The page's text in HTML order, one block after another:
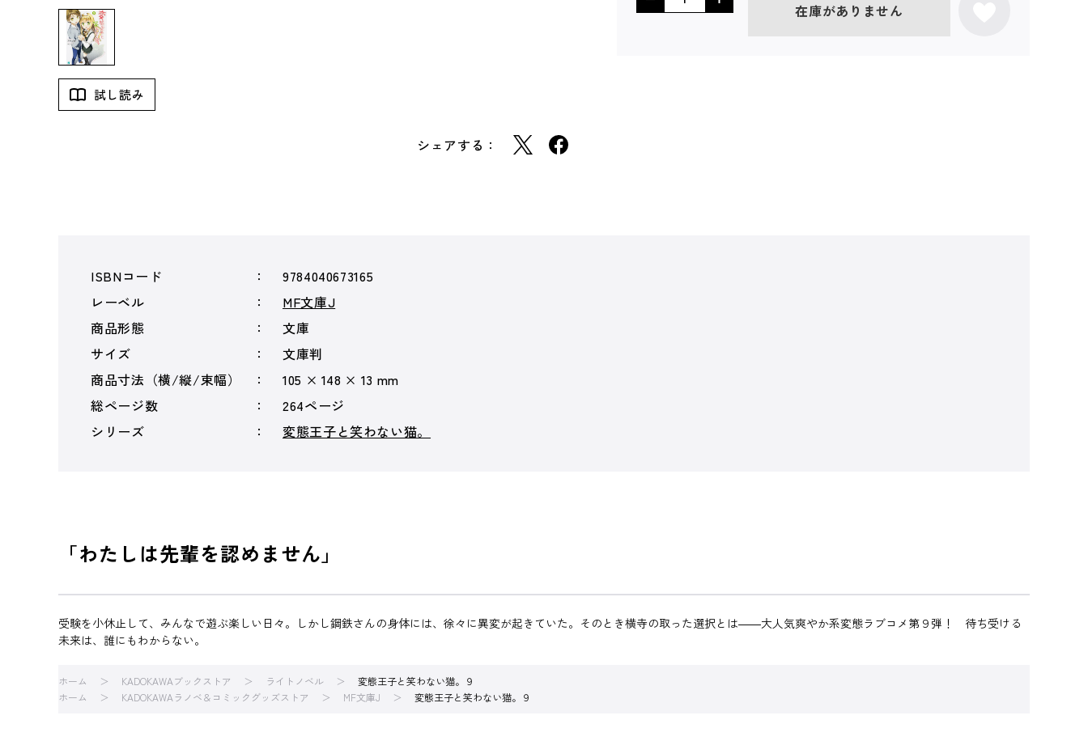
試し読み
シェアする：
在庫がありません
ISBNコード
9784040673165
レーベル
MF文庫J
商品形態
文庫
サイズ
文庫判
商品寸法（横/縦/束幅）
105 × 148 × 13 mm
総ページ数
264ページ
シリーズ
変態王子と笑わない猫。
「わたしは先輩を認めません」
受験を小休止して、みんなで遊ぶ楽しい日々。しかし鋼鉄さんの身体には、徐々に異変が起きていた。そのとき横寺の取った選択とは――大人気爽やか系変態ラブコメ第９弾！ 待ち受ける
未来は、誰にもわからない。
ホーム KADOKAWAブックストア ライトノベル
変態王子と笑わない猫。９
ホーム
KADOKAWAラノベ＆コミックグッズストア MF文庫J 変態王子と笑わない猫。９